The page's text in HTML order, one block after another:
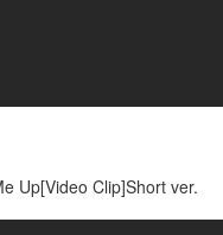
Up[Video Clip]Short ver.